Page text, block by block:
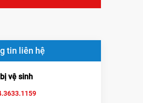
tin liên hệ
vệ sinh